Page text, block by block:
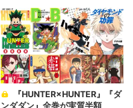
ンダダン』全巻が実質半額